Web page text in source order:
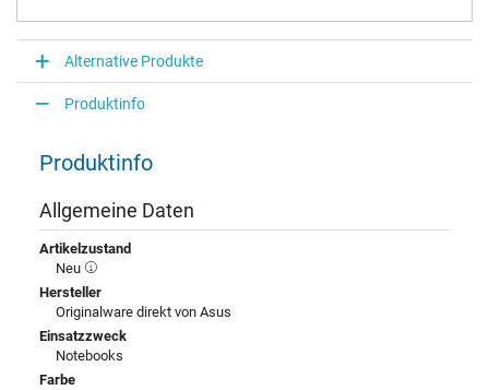
Alternative Produkte
Produktinfo
Produktinfo
Allgemeine Daten
Artikelzustand
Neu
Hersteller
Originalware direkt von Asus
Einsatzzweck
Notebooks
Farbe